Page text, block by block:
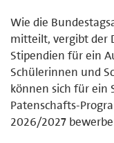
Wie die
mitteilt, vergibt der
Stipendien für ein
Schülerinnen und
können sich für ein
Patenschafts-
2026/2027